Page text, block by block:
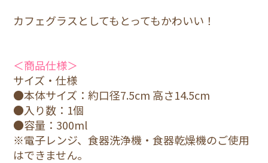
カフェグラスとしてもとってもかわいい！
＜商品仕様＞
サイズ・仕様
●本体サイズ：約口径7.5cm 高さ14.5cm
●入り数：1個
●容量：300ml
※電子レンジ、食器洗浄機・食器乾燥機のご使用
はできません。